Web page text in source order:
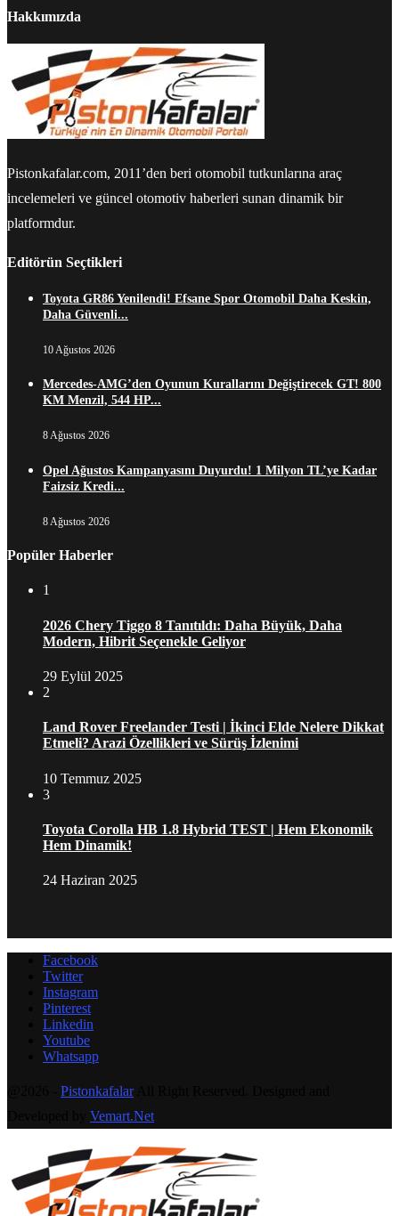
Hakkımızda
Pistonkafalar.com, 2011’den beri otomobil tutkunlarına araç
incelemeleri ve güncel otomotiv haberleri sunan dinamik bir
platformdur.
Editörün Seçtikleri
Toyota GR86 Yenilendi! Efsane Spor Otomobil Daha Keskin,
Daha Güvenli...
10 Ağustos 2026
Mercedes-AMG’den Oyunun Kurallarını Değiştirecek GT! 800
KM Menzil, 544 HP...
8 Ağustos 2026
Opel Ağustos Kampanyasını Duyurdu! 1 Milyon TL’ye Kadar
Faizsiz Kredi...
8 Ağustos 2026
Popüler Haberler
1
2026 Chery Tiggo 8 Tanıtıldı: Daha Büyük, Daha
Modern, Hibrit Seçenekle Geliyor
29 Eylül 2025
2
Land Rover Freelander Testi | İkinci Elde Nelere Dikkat
Etmeli? Arazi Özellikleri ve Sürüş İzlenimi
10 Temmuz 2025
3
Toyota Corolla HB 1.8 Hybrid TEST | Hem Ekonomik
Hem Dinamik!
24 Haziran 2025
Facebook
Twitter
Instagram
Pinterest
Linkedin
Youtube
Whatsapp
PistonkafalarAll Right Reserved. Designed and
Vemart.Net